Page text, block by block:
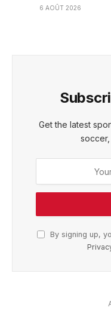
6 AOÛT 2026
Get the latest
By signing up,